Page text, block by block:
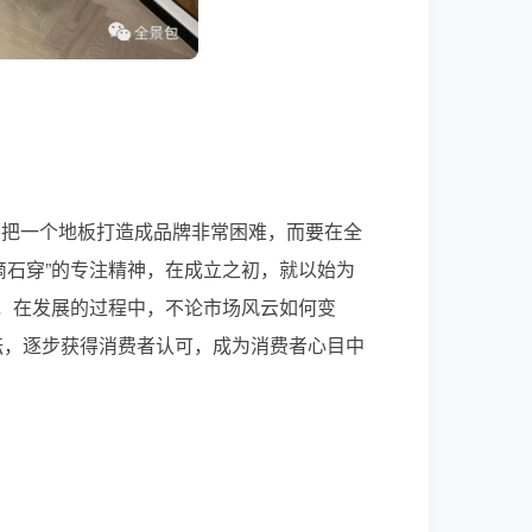
一个地板打造成品牌非常困难，而要在全
穿”的专注精神，在成立之初，就以始为
在发展的过程中，不论市场风云如何变
逐步获得消费者认可，成为消费者心目中